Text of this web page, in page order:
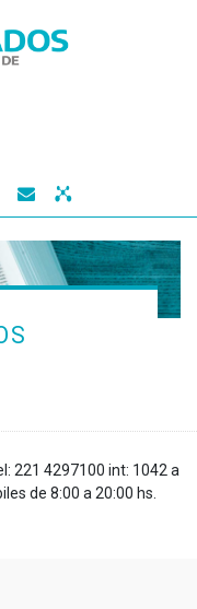
 
221 4297100 int: 1042 a
de 8:00 a 20:00 hs.